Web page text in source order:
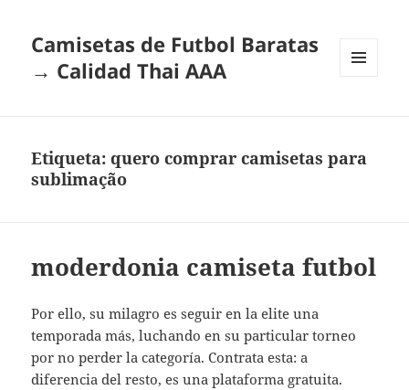
Camisetas de Futbol Baratas
→ Calidad Thai AAA
Etiqueta:quero comprar camisetas para
sublimação
moderdonia camiseta futbol
Por ello, su milagro es seguir en la elite una
temporada más, luchando en su particular torneo
por no perder la categoría. Contrata esta: a
diferencia del resto, es una plataforma gratuita.